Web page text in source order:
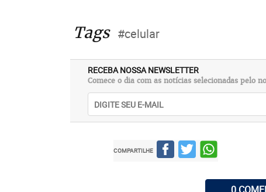
Tags #celular
RECEBA NOSSA NEWSLETTER
Comece o dia com as notícias selecionadas pelo
COMPARTILHE